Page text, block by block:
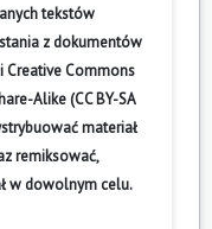
tekstów
z dokumentów
Commons
Alike (CC BY-SA
materiał
remiksować,
w dowolnym celu.